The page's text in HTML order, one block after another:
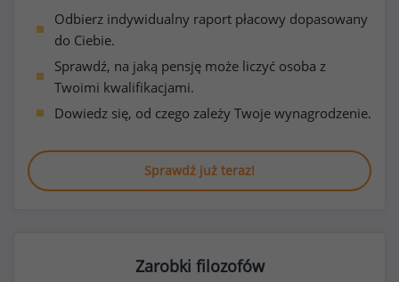
Odbierz indywidualny raport płacowy dopasowany
do Ciebie.
Sprawdź, na jaką pensję może liczyć osoba z
Twoimi kwalifikacjami.
Dowiedz się, od czego zależy Twoje wynagrodzenie.
Sprawdź już teraz!
Zarobki filozofów